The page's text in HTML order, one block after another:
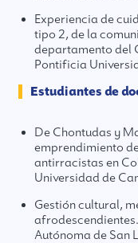
Experiencia de
tipo 2, de la
departamento del
Pontificia
Estudiantes de
De Chontudas y
emprendimiento
antirracistas en
Universidad de
Gestión cultural,
Autónoma de San